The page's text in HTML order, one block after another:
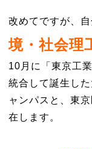
改めてですが、
境・社会理
10月に「東京工
統合して誕生し
ャンパスと、東
在します。